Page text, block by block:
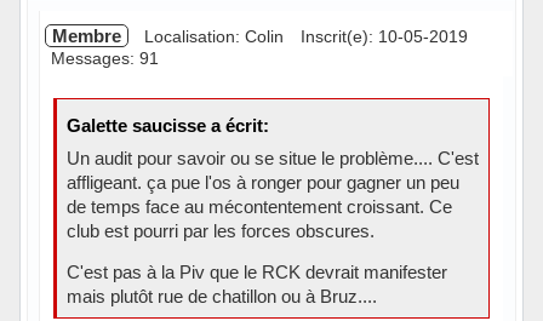
Membre Localisation: Colin
Inscrit(e): 10-05-2019
Messages: 91
Galette saucisse a écrit:
Un audit pour savoir ou se situe le problème.... C'est
affligeant. ça pue l'os à ronger pour gagner un peu
de temps face au mécontentement croissant. Ce
club est pourri par les forces obscures.
C'est pas à la Piv que le RCK devrait manifester
mais plutôt rue de chatillon ou à Bruz....